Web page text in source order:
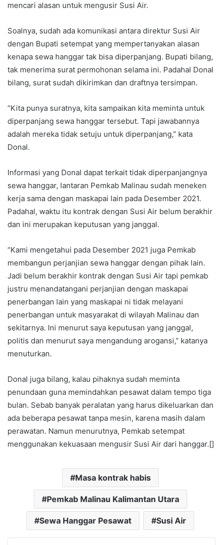
mencari alasan untuk mengusir Susi Air.
Soalnya, sudah ada komunikasi antara direktur Susi Air
dengan Bupati setempat yang mempertanyakan alasan
kenapa sewa hanggar tak bisa diperpanjang. Bupati bilang,
tak menerima surat permohonan selama ini. Padahal Donal
bilang, surat sudah dikirimkan dan draftnya tersimpan.
“Kita punya suratnya, kita sampaikan kita meminta untuk
diperpanjang sewa hanggar tersebut. Tapi jawabannya
adalah mereka tidak setuju untuk diperpanjang,” kata
Donal.
Informasi yang Donal dapat terkait tidak diperpanjangnya
sewa hanggar, lantaran Pemkab Malinau sudah meneken
kerja sama dengan maskapai lain pada Desember 2021.
Padahal, waktu itu kontrak dengan Susi Air belum berakhir
dan ini merupakan keputusan yang janggal.
“Kami mengetahui pada Desember 2021 juga Pemkab
membangun perjanjian sewa hanggar dengan pihak lain.
Jadi belum berakhir kontrak dengan Susi Air tapi pemkab
justru menandatangani perjanjian dengan maskapai
penerbangan lain yang maskapai ni tidak melayani
penerbangan untuk masyarakat di wilayah Malinau dan
sekitarnya. Ini menurut saya keputusan yang janggal,
politis dan menurut saya mengandung arogansi,” katanya
menuturkan.
Donal juga bilang, kalau pihaknya sudah meminta
penundaan guna memindahkan pesawat dalam tempo tiga
bulan. Sebab banyak peralatan yang harus dikeluarkan dan
ada beberapa pesawat tanpa mesin, karena masih dalam
perawatan. Namun menurutnya, Pemkab setempat
menggunakan kekuasaan mengusir Susi Air dari hanggar.[]
Masa kontrak habis
Pemkab Malinau Kalimantan Utara
Sewa Hanggar Pesawat Susi Air